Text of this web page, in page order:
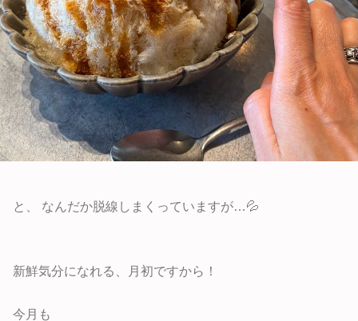
と、 なんだか脱線しまくっていますが…💦
新鮮気分になれる、月初ですから！
今月も